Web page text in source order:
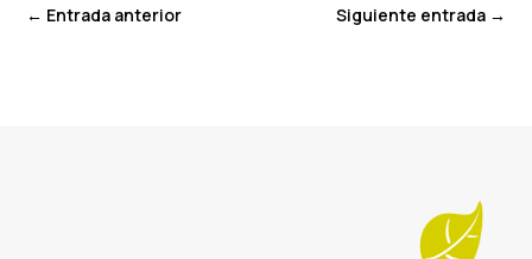
← Entrada anterior Siguiente entrada→